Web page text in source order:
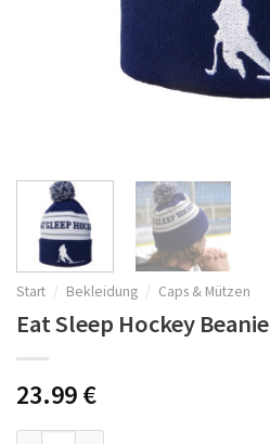
Start / Bekleidung / Caps & Mützen
Eat Sleep Hockey Beanie
23.99€